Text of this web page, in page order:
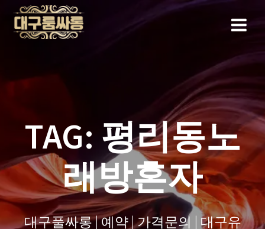
TAG: 평리동노
래방혼자
대구풀싸롱 | 예약 | 가격문의 | 대구유